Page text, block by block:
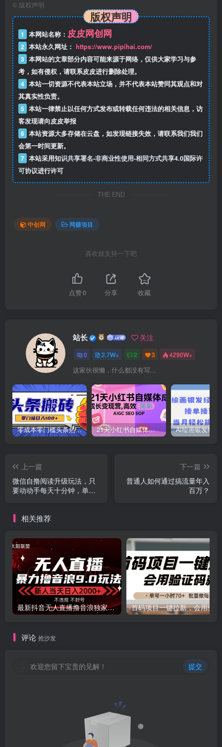
© 版权声明
版权声明
1 本网站名称： 皮皮网创网
2 本站永久网址： https://www.pipihai.com/
3 本网站的文章部分内容可能来源于网络，仅供大家学习与参
考，如有侵权，请联系皮皮进行删除处理。
4 本站一切资源不代表本站立场，并不代表本站赞同其观点和对
其真实性负责。
5 本站一律禁止以任何方式发布或转载任何违法的相关信息，访
客发现请向皮皮举报
6 本站资源大多存储在云盘，如发现链接失效，请联系我们我们
会第一时间更新。
7 本站采用知识共享署名-非商业性使用-相同方式共享4.0国际许
可协议进行许可
THE END
中创网 网赚项目
喜欢就支持一下吧
点赞0 分享 收藏
站长 关注
0 2.7W+ 2 3 4290W+
这家伙很懒，什么都没有写...
零成本零门槛头条热点搬运术，零门槛日入100+，工具+教程全部附上 21天小红书自媒体成长变现营，高效 简单 AIGC SEO SOP
上一篇
微信自撸阅读升级玩法，只
要动动手每天十分钟，单号
下一篇
普通人如何通过搞流量年入
百万？
相关推荐
最新抖音无人直播撸音浪独家9.0玩法，防封智能黑科技，新手当天日入2000+
评论 抢沙发
欢迎您留下宝贵的见解！ 提交